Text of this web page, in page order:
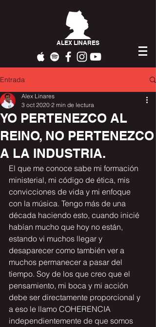
ALEX LINARES
Entrada
YO PERTENEZCO AL
REINO, NO PERTENEZCO
A LA INDUSTRIA.
Alex Linares
3 oct 2020 2 min de lectura
El que me conoce sabe mi formación
ministerial, mi código de ética, mis
convicciones de vida y mi enfoque
con la música. Tengo más de una
década haciendo esto, cuando inicié
habían mucho que hoy no están,
estando vi muchos llegar y
desaparecer como también ver a
muchos permanecer a pasar del
tiempo. Soy de los que creo que el
pensamiento, mi boca y mi acción
debe ser directamente proporcional y
a eso le llamo COHERENCIA
independientemente de que somos